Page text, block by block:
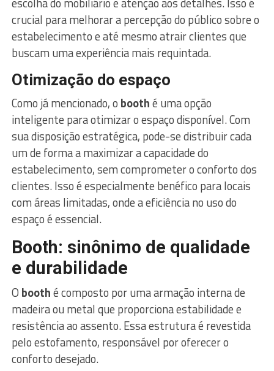
crucial para melhorar a percepção do público sobre o
estabelecimento e até mesmo atrair clientes que
buscam uma experiência mais requintada.
Otimização do espaço
Como já mencionado, o boothé uma opção
inteligente para otimizar o espaço disponível. Com
sua disposição estratégica, pode-se distribuir cada
um de forma a maximizar a capacidade do
estabelecimento, sem comprometer o conforto dos
clientes. Isso é especialmente benéfico para locais
com áreas limitadas, onde a eficiência no uso do
espaço é essencial.
Booth: sinônimo de qualidade
e durabilidade
O boothé composto por uma armação interna de
madeira ou metal que proporciona estabilidade e
resistência ao assento. Essa estrutura é revestida
pelo estofamento, responsável por oferecer o
conforto desejado.